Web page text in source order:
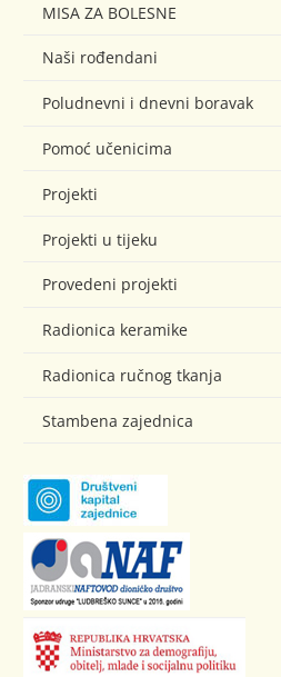
MISA ZA BOLESNE
Naši rođendani
Poludnevni i dnevni boravak
Pomoć učenicima
Projekti
Projekti u tijeku
Provedeni projekti
Radionica keramike
Radionica ručnog tkanja
Stambena zajednica